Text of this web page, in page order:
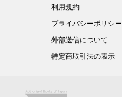
利用規約
プライバシーポリシー
外部送信について
特定商取引法の表示